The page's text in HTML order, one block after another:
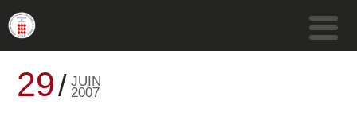
29 JUIN
2007